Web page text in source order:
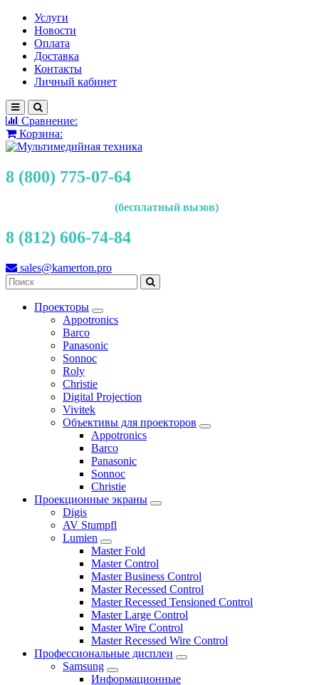
Услуги
Новости
Оплата
Доставка
Контакты
Личный кабинет
Сравнение:
Корзина:
8 (800) 775-07-64
(бесплатный вызов)
8 (812) 606-74-84
sales@kamerton.pro
Проекторы
Appotronics
Barco
Panasonic
Sonnoc
Roly
Christie
Digital Projection
Vivitek
Объективы для проекторов
Appotronics
Barco
Panasonic
Sonnoc
Сhristie
Проекционные экраны
Digis
AV Stumpfl
Lumien
Master Fold
Master Control
Master Business Control
Master Recessed Control
Master Recessed Tensioned Control
Master Large Control
Master Wire Control
Master Recessed Wire Control
Профессиональные дисплеи
Samsung
Информационные